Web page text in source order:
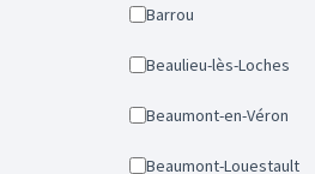
Barrou
Beaulieu-lès-Loches
Beaumont-en-Véron
Beaumont-Louestault